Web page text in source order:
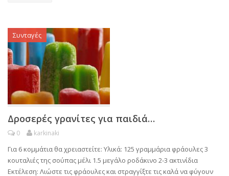
Συνταγές
Δροσερές γρανίτες για παιδιά…
0 karkinaki
Για 6 κομμάτια θα χρειαστείτε: Υλικά: 125 γραμμάρια φράουλες 3
κουταλιές της σούπας μέλι 1.5 μεγάλο ροδάκινο 2-3 ακτινίδια
Εκτέλεση: Λιώστε τις φράουλες και στραγγίξτε τις καλά να φύγουν